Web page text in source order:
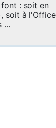
font : soit en
soit à l'Office
...